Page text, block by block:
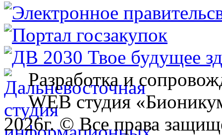
Разработка и
WEB студия
2026г. © Все права